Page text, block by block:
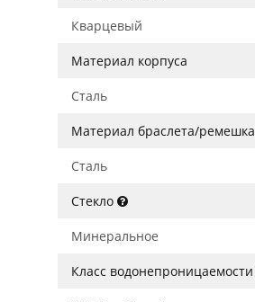
Кварцевый
Материал корпуса
Сталь
Материал браслета/ремешка
Сталь
Стекло
Минеральное
Класс водонепроницаемости